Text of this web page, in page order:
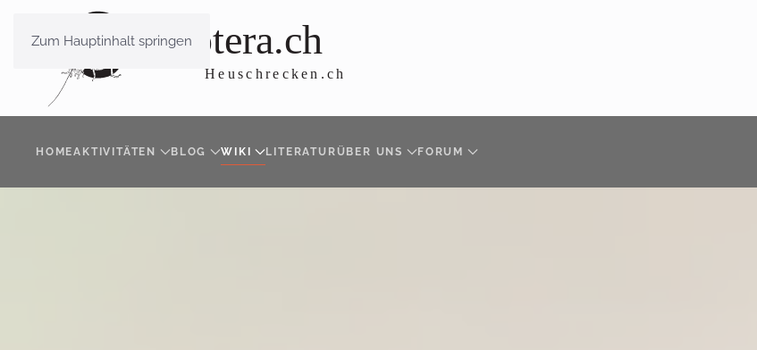
Zum Hauptinhalt springen
HOMEAKTIVITÄTEN BLOG WIKI LITERATUR ÜBER UNS FORUM